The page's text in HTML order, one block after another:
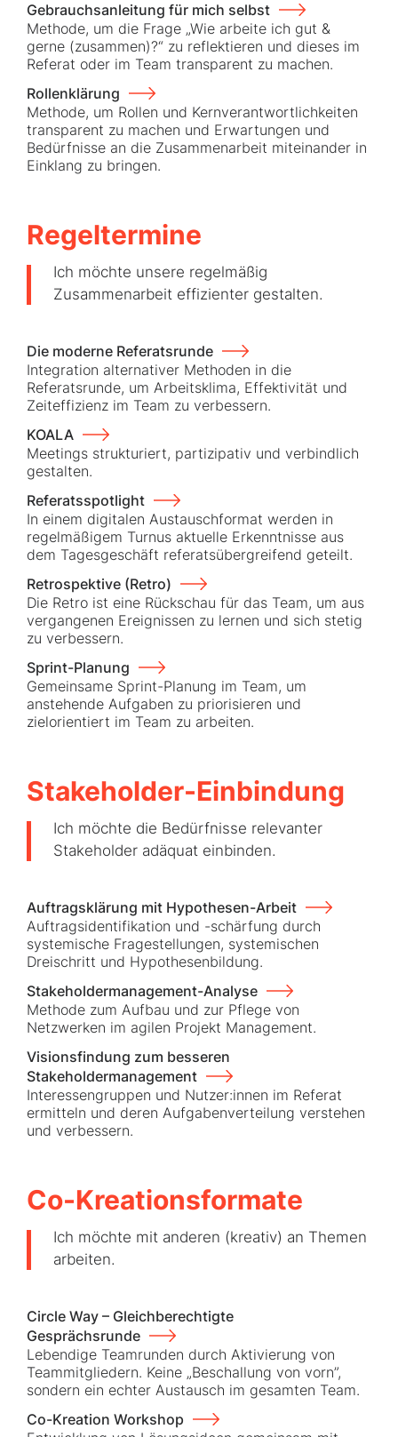
Gebrauchsanleitung für mich selbst
Methode, um die Frage „Wie arbeite ich gut &
gerne (zusammen)?“ zu reflektieren und dieses im
Referat oder im Team transparent zu machen.
Rollenklärung
Methode, um Rollen und Kernverantwortlichkeiten
transparent zu machen und Erwartungen und
Bedürfnisse an die Zusammenarbeit miteinander in
Einklang zu bringen.
Regeltermine
Ich möchte unsere regelmäßig
Zusammenarbeit effizienter gestalten.
Die moderne Referatsrunde
Integration alternativer Methoden in die
Referatsrunde, um Arbeitsklima, Effektivität und
Zeiteffizienz im Team zu verbessern.
KOALA
Meetings strukturiert, partizipativ und verbindlich
gestalten.
Referatsspotlight
In einem digitalen Austauschformat werden in
regelmäßigem Turnus aktuelle Erkenntnisse aus
dem Tagesgeschäft referatsübergreifend geteilt.
Retrospektive (Retro)
Die Retro ist eine Rückschau für das Team, um aus
vergangenen Ereignissen zu lernen und sich stetig
zu verbessern.
Sprint-Planung
Gemeinsame Sprint-Planung im Team, um
anstehende Aufgaben zu priorisieren und
zielorientiert im Team zu arbeiten.
Stakeholder-Einbindung
Ich möchte die Bedürfnisse relevanter
Stakeholder adäquat einbinden.
Auftragsklärung mit Hypothesen-Arbeit
Auftragsidentifikation und -schärfung durch
systemische Fragestellungen, systemischen
Dreischritt und Hypothesenbildung.
Stakeholdermanagement-Analyse
Methode zum Aufbau und zur Pflege von
Netzwerken im agilen Projekt Management.
Visionsfindung zum besseren
Stakeholdermanagement
Interessengruppen und Nutzer:innen im Referat
ermitteln und deren Aufgabenverteilung verstehen
und verbessern.
Co-Kreationsformate
Ich möchte mit anderen (kreativ) an Themen
arbeiten.
Circle Way – Gleichberechtigte
Gesprächsrunde
Lebendige Teamrunden durch Aktivierung von
Teammitgliedern. Keine „Beschallung von vorn”,
sondern ein echter Austausch im gesamten Team.
Co-Kreation Workshop